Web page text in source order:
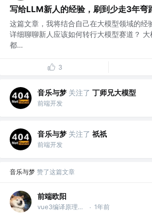
写给LLM新人的经验，刷到少走3年弯
这篇文章，我将结合自己在大模型领域的经
详细聊聊新人应该如何转行大模型赛道？ 大
都...
3
音乐与梦 关注了 丁师兄大模型
前端开发
音乐与梦 关注了 祇祇
前端开发
音乐与梦 赞了这篇文章
前端欧阳
vue3编译原理揭秘 作者 @v heavenyjj0012 · 1年前